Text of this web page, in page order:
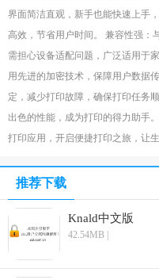
界面简洁直观，新手也能快速上手
高效，节省用户时间。 兼容性强：
需担心设备适配问题，广泛适用于
用先进的加密技术，保障用户数据
定，减少打印故障，确保打印任务
出色的性能，成为打印的得力助手
打印应用，开启便捷打印之旅，让
推荐下载
Knald中文版
42.54MB |